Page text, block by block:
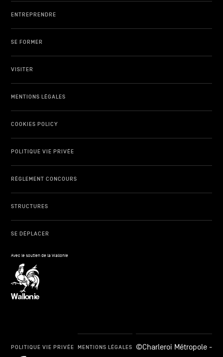
ENTREPRENDRE
SE FORMER
VISITER
MENTIONS LÉGALES
COOKIES POLICY
POLITIQUE VIE PRIVÉE
RÈGLEMENT CONCOURS
STRUCTURES
SE DÉPLACER
Avec le soutien de la Wallonie
POLITIQUE VIE PRIVÉE MENTIONS LÉGALES ©Charleroi Métropole -